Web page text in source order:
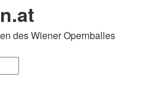
des Wiener Opernballes